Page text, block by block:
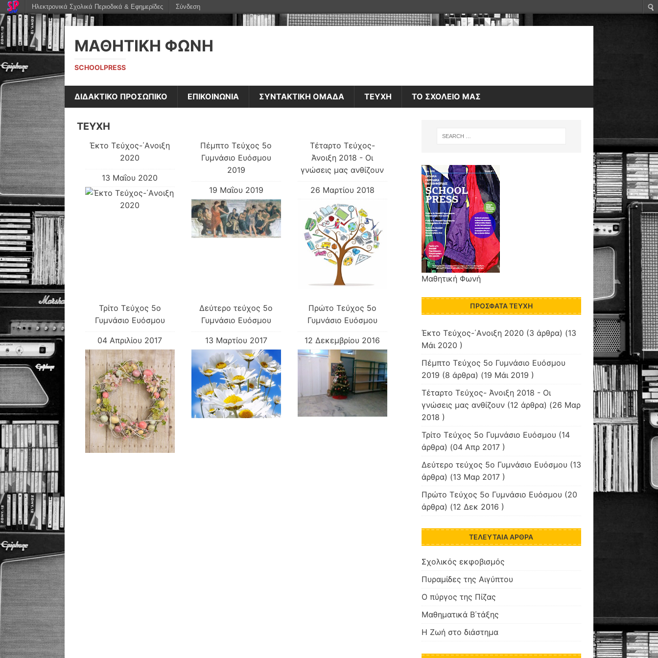
ΜΑΘΗΤΙΚΉ ΦΩΝΉ
SCHOOLPRESS
ΔΙΔΑΚΤΙΚΟ ΠΡΟΣΩΠΙΚΟ ΕΠΙΚΟΙΝΩΝΙΑ ΣΥΝΤΑΚΤΙΚΗ ΟΜΑΔΑ ΤΕΥΧΗ ΤΟ ΣΧΟΛΕΙΟ ΜΑΣ
ΤΕΥΧΗ
Έκτο Τεύχος-΄Aνοιξη
2020
13 Μαΐου 2020
Πέμπτο Τεύχος 5ο
Γυμνάσιο Ευόσμου
2019
19 Μαΐου 2019
Τέταρτο Τεύχος-
Άνοιξη 2018 - Οι
γνώσεις μας ανθίζουν
26 Μαρτίου 2018
Τρίτο Τεύχος 5ο
Γυμνάσιο Ευόσμου
04 Απριλίου 2017
Δεύτερο τεύχος 5ο
Γυμνάσιο Ευόσμου
13 Μαρτίου 2017
Πρώτο Τεύχος 5ο
Γυμνάσιο Ευόσμου
12 Δεκεμβρίου 2016
Μαθητική Φωνή
ΠΡΌΣΦΑΤΑ ΤΕΎΧΗ
Έκτο Τεύχος-΄Aνοιξη 2020 (3 άρθρα) (13
Μάι 2020 )
Πέμπτο Τεύχος 5ο Γυμνάσιο Ευόσμου
2019 (8 άρθρα) (19 Μάι 2019 )
Τέταρτο Τεύχος- Άνοιξη 2018 - Οι
γνώσεις μας ανθίζουν(12 άρθρα) (26 Μαρ
2018 )
Τρίτο Τεύχος 5ο Γυμνάσιο Ευόσμου (14
άρθρα) (04 Απρ 2017 )
Δεύτερο τεύχος 5ο Γυμνάσιο Ευόσμου (13
άρθρα) (13 Μαρ 2017 )
Πρώτο Τεύχος 5ο Γυμνάσιο Ευόσμου (20
άρθρα) (12 Δεκ 2016 )
ΤΕΛΕΥΤΑΊΑ ΆΡΘΡΑ
Σχολικός εκφοβισμός
Πυραμίδες της Αιγύπτου
Ο πύργος της Πίζας
Μαθηματικά Β΄τάξης
Η Ζωή στο διάστημα
Ηλεκτρονικά Σχολικά Περιοδικά & Εφημερίδες Σύνδεση